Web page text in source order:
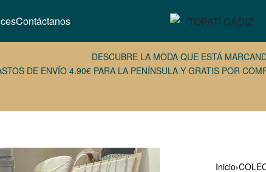
Contáctanos
DESCUBRE LA MODA QUE ESTÁ
DE ENVÍO 4.90€ PARA LA PENÍNSULA Y GRATIS POR
Inicio›